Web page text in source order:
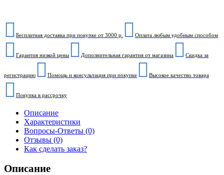
Бесплатная доставка при покупке от 3000 р. Оплата любым удобным способом
Гарантия низкой цены Дополнительная гарантия от магазина Скидка за
регистрацию Помощь и консультация при покупке Высокое качество товара
Покупка в рассрочку
Описание
Характеристики
Вопросы-Ответы (0)
Отзывы (0)
Как сделать заказ?
Описание